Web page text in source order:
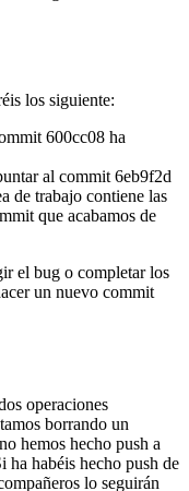
los siguiente:
600cc08 ha
al commit 6eb9f2d
de trabajo contiene las
que acabamos de
el bug o completar los
un nuevo commit
operaciones
borrando un
hemos hecho push a
ha habéis hecho push de
lo seguirán